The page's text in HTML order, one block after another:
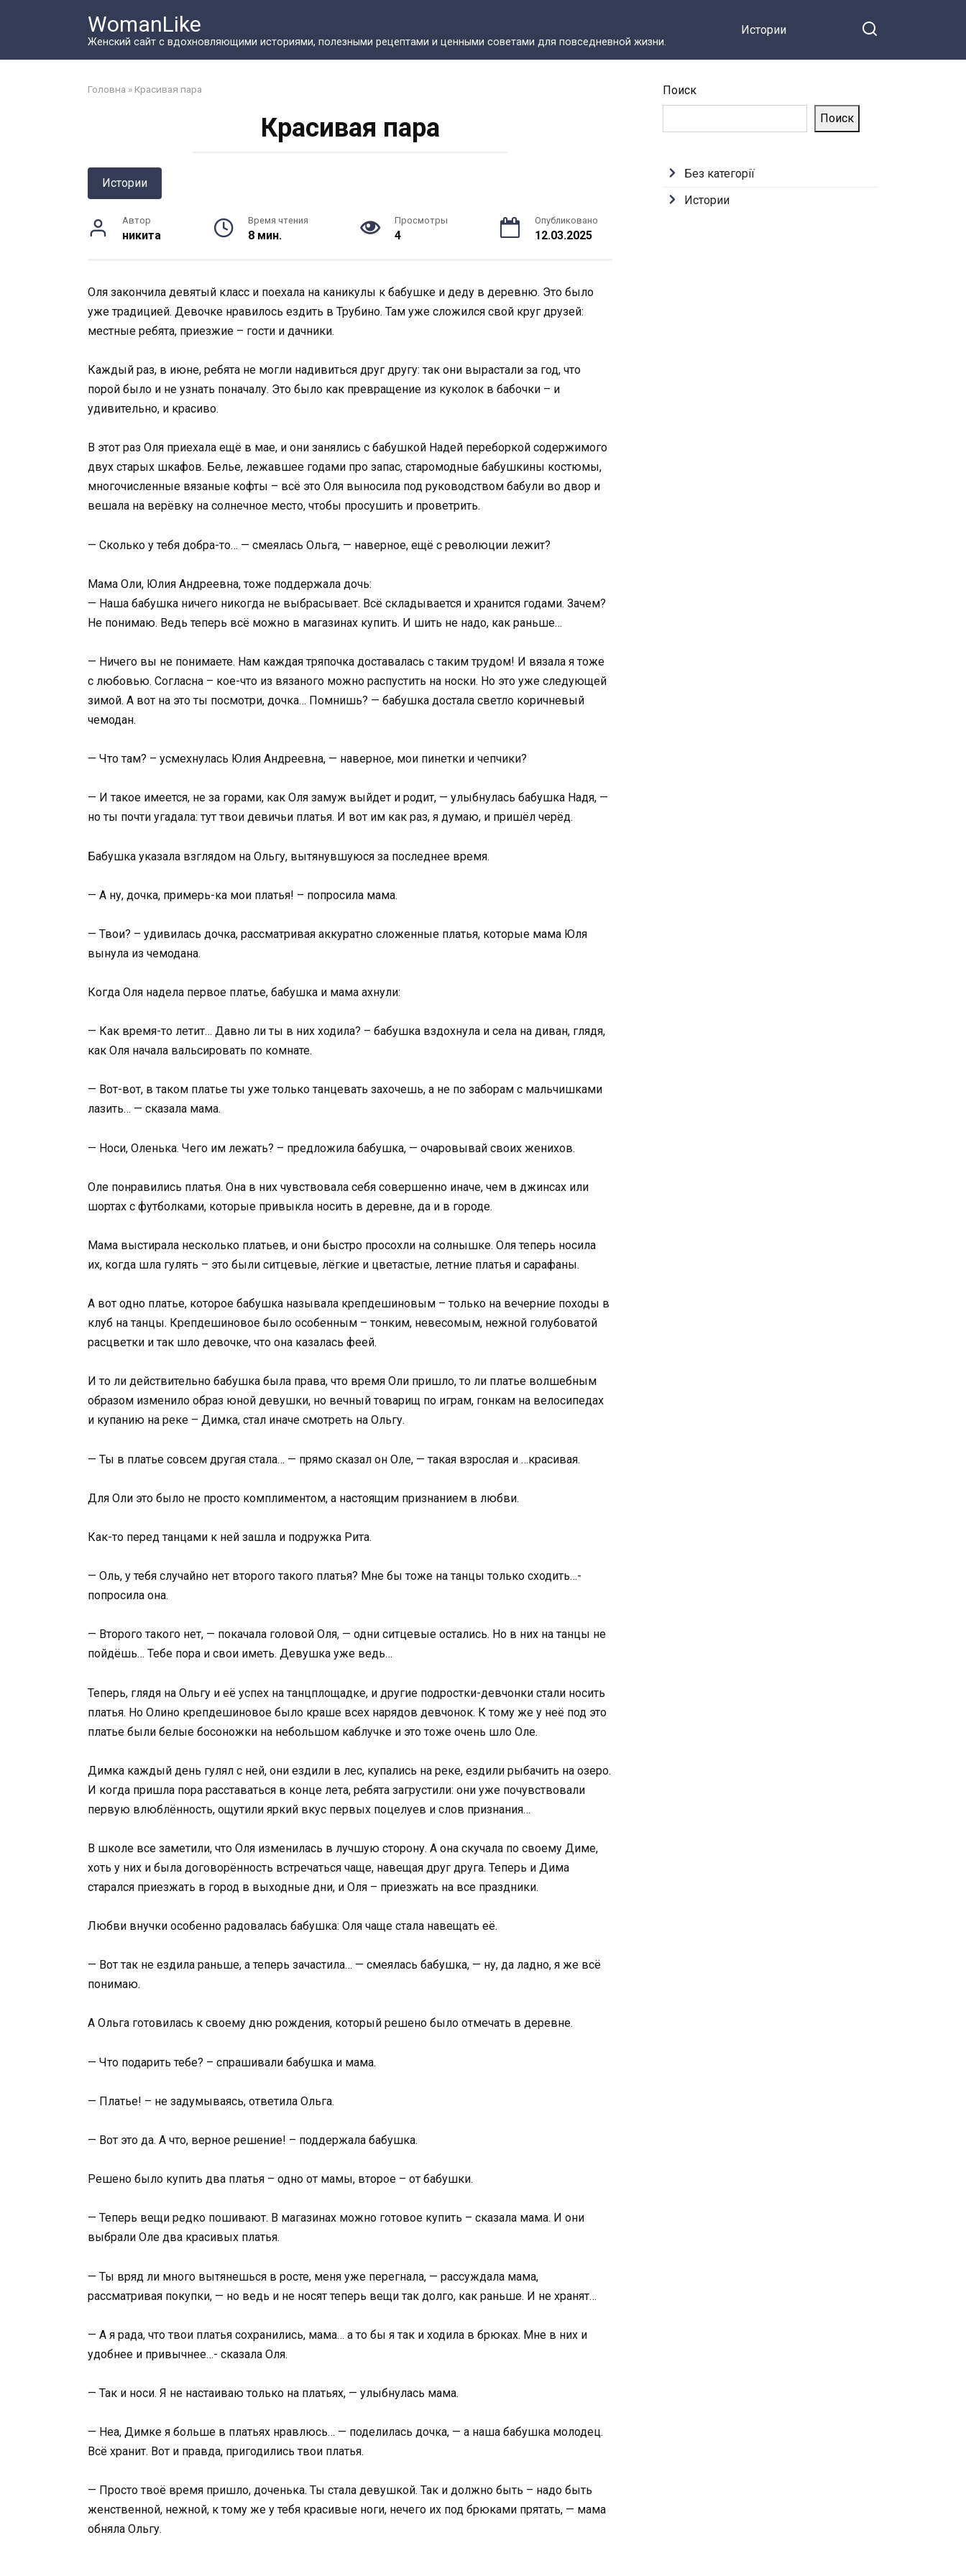
WomanLike
Женский сайт с вдохновляющими историями, полезными рецептами и ценными советами для повседневной жизни.
Истории
Головна » Красивая пара
Красивая пара
Истории
Автор
никита
Время чтения
8 мин.
Просмотры
4
Опубликовано
12.03.2025
Оля закончила девятый класс и поехала на каникулы к бабушке и деду в деревню. Это было
уже традицией. Девочке нравилось ездить в Трубино. Там уже сложился свой круг друзей:
местные ребята, приезжие – гости и дачники.
Каждый раз, в июне, ребята не могли надивиться друг другу: так они вырастали за год, что
порой было и не узнать поначалу. Это было как превращение из куколок в бабочки – и
удивительно, и красиво.
В этот раз Оля приехала ещё в мае, и они занялись с бабушкой Надей переборкой содержимого
двух старых шкафов. Белье, лежавшее годами про запас, старомодные бабушкины костюмы,
многочисленные вязаные кофты – всё это Оля выносила под руководством бабули во двор и
вешала на верёвку на солнечное место, чтобы просушить и проветрить.
— Сколько у тебя добра-то… — смеялась Ольга, — наверное, ещё с революции лежит?
Мама Оли, Юлия Андреевна, тоже поддержала дочь:
— Наша бабушка ничего никогда не выбрасывает. Всё складывается и хранится годами. Зачем?
Не понимаю. Ведь теперь всё можно в магазинах купить. И шить не надо, как раньше…
— Ничего вы не понимаете. Нам каждая тряпочка доставалась с таким трудом! И вязала я тоже
с любовью. Согласна – кое-что из вязаного можно распустить на носки. Но это уже следующей
зимой. А вот на это ты посмотри, дочка… Помнишь? — бабушка достала светло коричневый
чемодан.
— Что там? – усмехнулась Юлия Андреевна, — наверное, мои пинетки и чепчики?
— И такое имеется, не за горами, как Оля замуж выйдет и родит, — улыбнулась бабушка Надя, —
но ты почти угадала: тут твои девичьи платья. И вот им как раз, я думаю, и пришёл черёд.
Бабушка указала взглядом на Ольгу, вытянувшуюся за последнее время.
— А ну, дочка, примерь-ка мои платья! – попросила мама.
— Твои? – удивилась дочка, рассматривая аккуратно сложенные платья, которые мама Юля
вынула из чемодана.
Когда Оля надела первое платье, бабушка и мама ахнули:
— Как время-то летит… Давно ли ты в них ходила? – бабушка вздохнула и села на диван, глядя,
как Оля начала вальсировать по комнате.
— Вот-вот, в таком платье ты уже только танцевать захочешь, а не по заборам с мальчишками
лазить… — сказала мама.
— Носи, Оленька. Чего им лежать? – предложила бабушка, — очаровывай своих женихов.
Оле понравились платья. Она в них чувствовала себя совершенно иначе, чем в джинсах или
шортах с футболками, которые привыкла носить в деревне, да и в городе.
Мама выстирала несколько платьев, и они быстро просохли на солнышке. Оля теперь носила
их, когда шла гулять – это были ситцевые, лёгкие и цветастые, летние платья и сарафаны.
А вот одно платье, которое бабушка называла крепдешиновым – только на вечерние походы в
клуб на танцы. Крепдешиновое было особенным – тонким, невесомым, нежной голубоватой
расцветки и так шло девочке, что она казалась феей.
И то ли действительно бабушка была права, что время Оли пришло, то ли платье волшебным
образом изменило образ юной девушки, но вечный товарищ по играм, гонкам на велосипедах
и купанию на реке – Димка, стал иначе смотреть на Ольгу.
— Ты в платье совсем другая стала… — прямо сказал он Оле, — такая взрослая и …красивая.
Для Оли это было не просто комплиментом, а настоящим признанием в любви.
Как-то перед танцами к ней зашла и подружка Рита.
— Оль, у тебя случайно нет второго такого платья? Мне бы тоже на танцы только сходить…-
попросила она.
— Второго такого нет, — покачала головой Оля, — одни ситцевые остались. Но в них на танцы не
пойдёшь… Тебе пора и свои иметь. Девушка уже ведь…
Теперь, глядя на Ольгу и её успех на танцплощадке, и другие подростки-девчонки стали носить
платья. Но Олино крепдешиновое было краше всех нарядов девчонок. К тому же у неё под это
платье были белые босоножки на небольшом каблучке и это тоже очень шло Оле.
Димка каждый день гулял с ней, они ездили в лес, купались на реке, ездили рыбачить на озеро.
И когда пришла пора расставаться в конце лета, ребята загрустили: они уже почувствовали
первую влюблённость, ощутили яркий вкус первых поцелуев и слов признания…
В школе все заметили, что Оля изменилась в лучшую сторону. А она скучала по своему Диме,
хоть у них и была договорённость встречаться чаще, навещая друг друга. Теперь и Дима
старался приезжать в город в выходные дни, и Оля – приезжать на все праздники.
Любви внучки особенно радовалась бабушка: Оля чаще стала навещать её.
— Вот так не ездила раньше, а теперь зачастила… — смеялась бабушка, — ну, да ладно, я же всё
понимаю.
А Ольга готовилась к своему дню рождения, который решено было отмечать в деревне.
— Что подарить тебе? – спрашивали бабушка и мама.
— Платье! – не задумываясь, ответила Ольга.
— Вот это да. А что, верное решение! – поддержала бабушка.
Решено было купить два платья – одно от мамы, второе – от бабушки.
— Теперь вещи редко пошивают. В магазинах можно готовое купить – сказала мама. И они
выбрали Оле два красивых платья.
— Ты вряд ли много вытянешься в росте, меня уже перегнала, — рассуждала мама,
рассматривая покупки, — но ведь и не носят теперь вещи так долго, как раньше. И не хранят…
— А я рада, что твои платья сохранились, мама… а то бы я так и ходила в брюках. Мне в них и
удобнее и привычнее…- сказала Оля.
— Так и носи. Я не настаиваю только на платьях, — улыбнулась мама.
— Неа, Димке я больше в платьях нравлюсь… — поделилась дочка, — а наша бабушка молодец.
Всё хранит. Вот и правда, пригодились твои платья.
— Просто твоё время пришло, доченька. Ты стала девушкой. Так и должно быть – надо быть
женственной, нежной, к тому же у тебя красивые ноги, нечего их под брюками прятать, — мама
обняла Ольгу.
Поиск
Поиск
Без категорії
Истории